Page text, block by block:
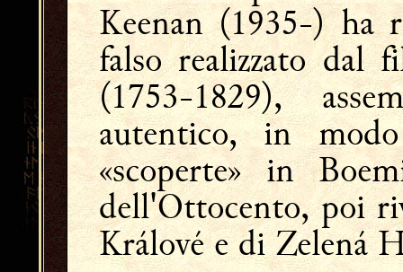
Keenan (1935-) ha
falso realizzato dal
(1753-1829),
autentico, in
«scoperte» in
dell'Ottocento, poi
Králové e di Zelená